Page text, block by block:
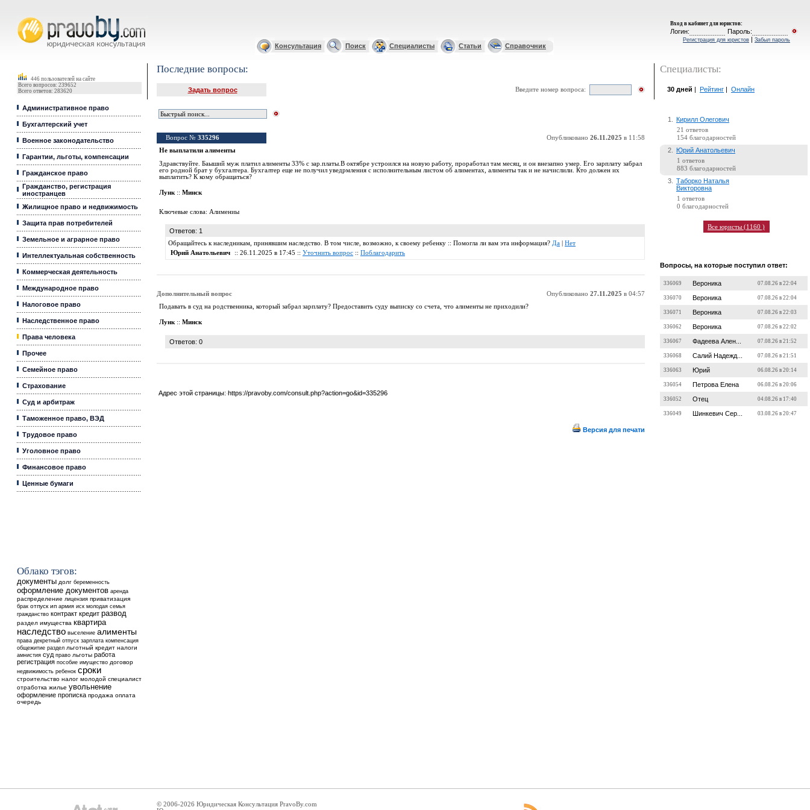
Вход в кабинет для юристов:
Логин: Пароль:
Регистрация для юристов | Забыл пароль
Консультация Поиск Специалисты Статьи Справочник
446 пользователей на сайте
Всего вопросов: 239652
Всего ответов: 283620
Административное право
Бухгалтерский учет
Военное законодательство
Гарантии, льготы, компенсации
Гражданское право
Гражданство, регистрация
иностранцев
Жилищное право и недвижимость
Защита прав потребителей
Земельное и аграрное право
Интеллектуальная собственность
Коммерческая деятельность
Международное право
Налоговое право
Наследственное право
Права человека
Прочее
Семейное право
Страхование
Суд и арбитраж
Таможенное право, ВЭД
Трудовое право
Уголовное право
Финансовое право
Ценные бумаги
Облако тэгов:
документы долг беременность
оформление документов аренда
распределение лицензия приватизация
брак отпуск ип армия иск молодая семья
гражданство контракт кредит развод
раздел имущества квартира
наследство выселение алименты
права декретный отпуск зарплата компенсация
общежитие раздел льготный кредит налоги
амнистия суд право льготы работа
регистрация пособие имущество договор
недвижимость ребенок сроки
строительство налог молодой специалист
отработка жилье увольнение
оформление прописка продажа оплата
очередь
Последние вопросы:
Задать вопрос Введите номер вопроса:
Вопрос № 335296 Опубликовано 26.11.2025 в 11:58
Не выплатили алименты
Здравствуйте. Баыший муж платил алименты 33% с зар.платы.В октябре устроился на новую работу, проработал там месяц, и он внезапно умер. Его зарплату забрал
его родной брат у бухгалтера. Бухгалтер еще не получил уведрмления с исполнительным листом об алиментах, алименты так и не начислили. Кто должен их
выплатить? К кому обращаться?
Лунк :: Минск
Ключевые слова: Алимениы
Ответов: 1
Обращайтесь к наследникам, принявшим наследство. В том числе, возможно, к своему ребенку :: Помогла ли вам эта информация? Да
Нет
Юрий Анатольевич
:: 26.11.2025 в 17:45 :: Уточнить вопрос :: Поблагодарить
Дополнительный вопрос Опубликовано 27.11.2025 в 04:57
Подавать в суд на родственника, который забрал зарплату? Предоставить суду выписку со счета, что алименты не приходили?
Лунк :: Минск
Ответов: 0
Адрес этой страницы: https://pravoby.com/consult.php?action=go&id=335296
Версия для печати
Специалисты:
30 дней Рейтинг Онлайн
1. Кирилл Олегович
21 ответов
154 благодарностей
2. Юрий Анатольевич
1 ответов
883 благодарностей
3.
Таборко Наталья
Викторовна
1 ответов
0 благодарностей
Все юристы (1160 )
Вопросы, на которые поступил ответ:
336069 Вероника 07.08.26 в 22:04
336070 Вероника 07.08.26 в 22:04
336071 Вероника 07.08.26 в 22:03
336062 Вероника 07.08.26 в 22:02
336067 Фадеева Ален... 07.08.26 в 21:52
336068 Салий Надежд... 07.08.26 в 21:51
336063 Юрий 06.08.26 в 20:14
336054 Петрова Елена 06.08.26 в 20:06
336052 Отец 04.08.26 в 17:40
336049 Шинкевич Сер... 03.08.26 в 20:47
© 2006-2026 Юридическая Консультация PravoBy.com